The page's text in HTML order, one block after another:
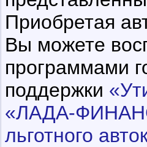
Приобретая
Вы можете
программами
поддержки
«ЛАДА-
льготного